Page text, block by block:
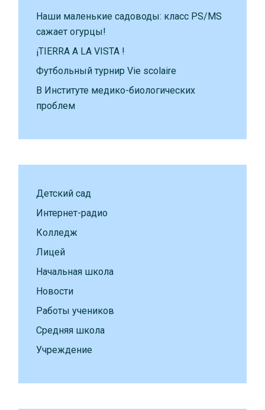
Наши маленькие садоводы: класс PS/MS
сажает огурцы!
¡TIERRA A LA VISTA !
Футбольный турнир Vie scolaire
В Институте медико-биологических
проблем
Детский сад
Интернет-радио
Колледж
Лицей
Начальная школа
Новости
Работы учеников
Средняя школа
Учреждение